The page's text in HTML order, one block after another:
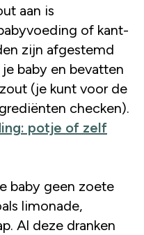
aan is
of kant-
zijn afgestemd
baby en bevatten
(je kunt voor de
checken).
potje of zelf
baby geen zoete
limonade,
Al deze dranken